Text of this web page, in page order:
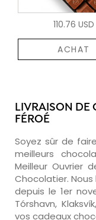
110.76 USD
ACHAT
LIVRAISON DE
FÉROÉ
Soyez sûr de
meilleurs
Meilleur Ouvrier
Chocolatier.
depuis le 1er
Tórshavn,
vos cadeaux